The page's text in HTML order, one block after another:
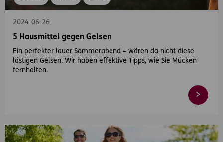
2024-06-26
5 Hausmittel gegen Gelsen
Ein perfekter lauer Sommerabend – wären da nicht diese
lästigen Gelsen. Wir haben effektive Tipps, wie Sie Mücken
fernhalten.